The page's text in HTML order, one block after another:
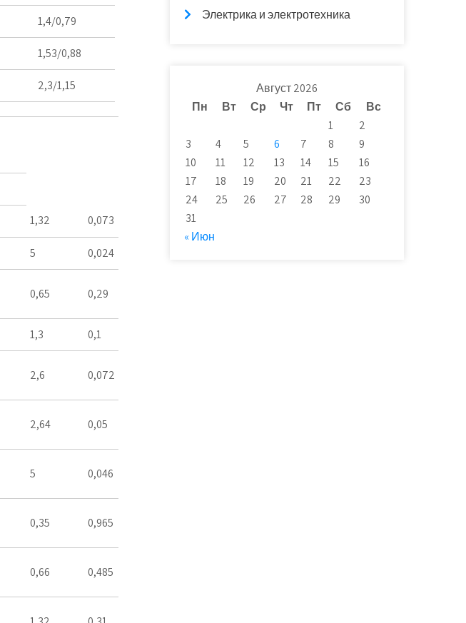
1,4/0,79
1,53/0,88
2,3/1,15
1,32 0,073
5 0,024
0,65 0,29
1,3 0,1
2,6 0,072
2,64 0,05
5 0,046
0,35 0,965
0,66 0,485
Электрика и электротехника
Август 2026
Пн
Вт Ср Чт Пт Сб
Вс
1
2
3
4 5 6 7 8
9
10
11 12 13 14 15
16
17
18 19 20 21 22
23
24
25 26 27 28 29
30
31
« Июн